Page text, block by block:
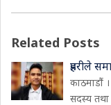
Related Posts
प्रहरीले
काठमाडौं
सदस्य तथा